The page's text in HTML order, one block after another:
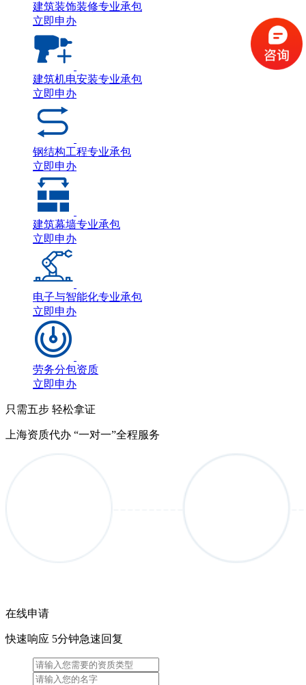
建筑装饰装修专业承包
立即申办
建筑机电安装专业承包
立即申办
钢结构工程专业承包
立即申办
建筑幕墙专业承包
立即申办
电子与智能化专业承包
立即申办
劳务分包资质
立即申办
只需五步 轻松拿证
上海资质代办 “一对一”全程服务
在线申请
快速响应 5分钟急速回复